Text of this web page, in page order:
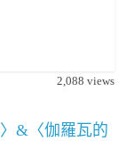
2,088 views
&〈伽羅瓦的